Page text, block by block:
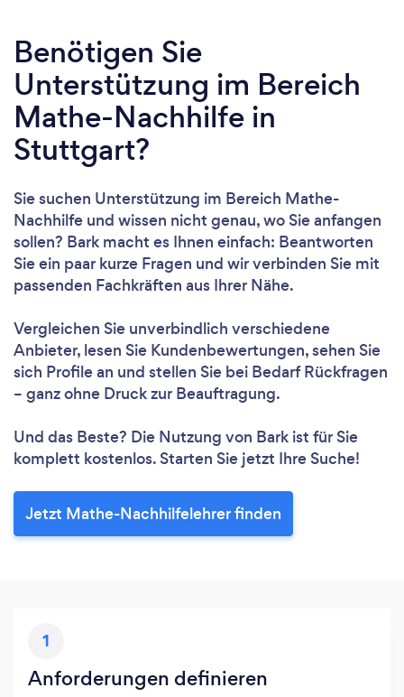
Benötigen Sie
Unterstützung im Bereich
Mathe-Nachhilfe in
Stuttgart?
Sie suchen Unterstützung im Bereich Mathe-
Nachhilfe und wissen nicht genau, wo Sie anfangen
sollen? Bark macht es Ihnen einfach: Beantworten
Sie ein paar kurze Fragen und wir verbinden Sie mit
passenden Fachkräften aus Ihrer Nähe.
Vergleichen Sie unverbindlich verschiedene
Anbieter, lesen Sie Kundenbewertungen, sehen Sie
sich Profile an und stellen Sie bei Bedarf Rückfragen
– ganz ohne Druck zur Beauftragung.
Und das Beste? Die Nutzung von Bark ist für Sie
komplett kostenlos. Starten Sie jetzt Ihre Suche!
Jetzt Mathe-Nachhilfelehrer finden
1
Anforderungen definieren